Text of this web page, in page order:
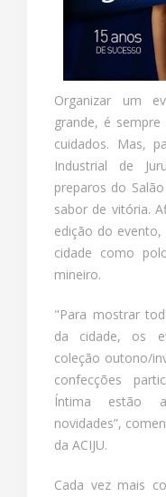
Organizar um
grande, é
cuidados. Mas,
Industrial de
preparos do
sabor de vitória.
edição do
cidade como
mineiro.
"Para mostrar
da cidade, os
coleção outono/
confecções
Íntima estão
novidades”,
da ACIJU.
Cada vez mais